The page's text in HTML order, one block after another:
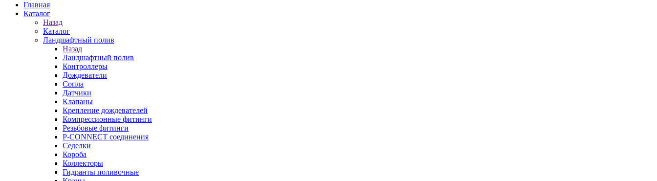
Главная
Каталог
Назад
Каталог
Ландшафтный полив
Назад
Ландшафтный полив
Контроллеры
Дождеватели
Сопла
Датчики
Клапаны
Крепление дождевателей
Компрессионные фитинги
Резьбовые фитинги
P-CONNECT соединения
Седелки
Короба
Коллекторы
Гидранты поливочные